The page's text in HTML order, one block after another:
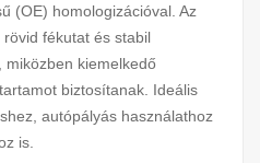
(OE) homologizációval. Az
fékutat és stabil
miközben kiemelkedő
biztosítanak. Ideális
autópályás használathoz
is.